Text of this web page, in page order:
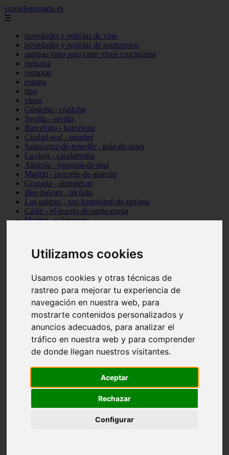
Utilizamos cookies
Usamos cookies y otras técnicas de
rastreo para mejorar tu experiencia de
navegación en nuestra web, para
mostrarte contenidos personalizados y
anuncios adecuados, para analizar el
tráfico en nuestra web y para comprender
de donde llegan nuestros visitantes.
Aceptar
Rechazar
Configurar
vinosdegranada.es
☰
novedades y noticias de vino
novedades y noticias de enoturismo
antiguo vaso para catar vinos crucigrama
bulgaria
comprar
espana
tipo
vinos
Córdoba - córdoba
Sevilla - sevilla
Barcelona - barcelona
Ciudad-real - montiel
Santa-cruz-de-tenerife - guía-de-isora
La-rioja - casalarreina
Almería - roquetas-de-mar
Madrid - pozuelo-de-alarcón
Granada - almuñécar
Illes-balears - alcúdia
Las-palmas - san-bartolomé-de-tirajana
Cádiz - el-puerto-de-santa-maría
Madrid - valdemoro
Cantabria - suances
Sevilla - bormujos
Málaga - júzcar
Huesca - alquézar
Huesca - castejón-de-sos
Lleida - alt-àneu
Córdoba - almedinilla
Navarra - zangoza
Cantabria - arenas-de-iguña
Barcelona - la-pobla-de-lillet
Murcia - cartagena
Madrid - nuevo-baztán